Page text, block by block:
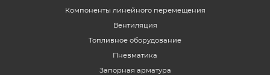
Компоненты линейного перемещения
Вентиляция
Топливное оборудование
Пневматика
Запорная арматура